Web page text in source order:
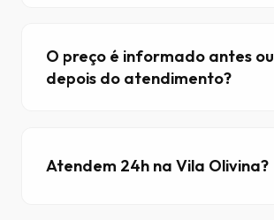
O preço é informado antes ou
depois do atendimento?
Atendem 24h na Vila Olivina?